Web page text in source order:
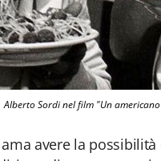
Alberto Sordi nel film "Un
avere la